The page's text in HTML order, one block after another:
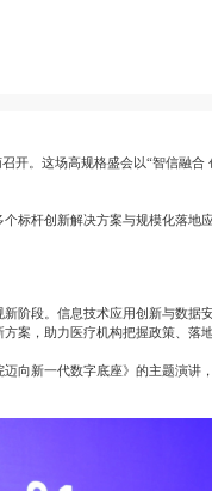
开。这场高规格盛会以“智信融合
标杆创新解决方案与规模化落地应
阶段。信息技术应用创新与数据
案，助力医疗机构把握政策、落地
向新一代数字底座》的主题演讲